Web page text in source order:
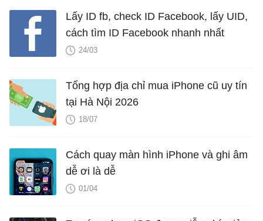
Lấy ID fb, check ID Facebook, lấy UID,
cách tìm ID Facebook nhanh nhất
24/03
Tổng hợp địa chỉ mua iPhone cũ uy tín
tại Hà Nội 2026
18/07
Cách quay màn hình iPhone và ghi âm
dễ ơi là dễ
01/04